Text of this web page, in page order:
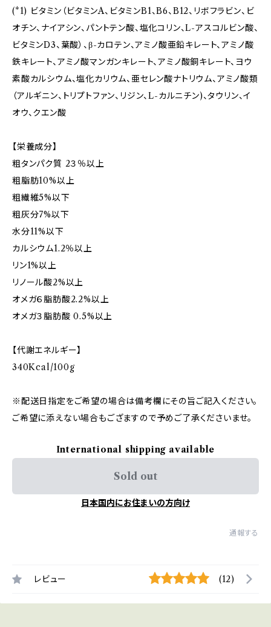
(*1) ビタミン（ビタミンA、ビタミンB1、B6、B12、リボフラビン、ビ
オチン、ナイアシン、パントテン酸、塩化コリン、L-アスコルビン酸、
ビタミンD3、葉酸）、β-カロテン、アミノ酸亜鉛キレート、アミノ酸
鉄キレート、アミノ酸マンガンキレート、アミノ酸銅キレート、ヨウ
素酸カルシウム、塩化カリウム、亜セレン酸ナトリウム、アミノ酸類
（アルギニン、トリプトファン、リジン、L-カルニチン)、タウリン、イ
オウ、クエン酸
【栄養成分】
粗タンパク質 2３％以上
粗脂肪10%以上
粗繊維5%以下
粗灰分7%以下
水分11%以下
カルシウム1.2％以上
リン1%以上
リノール酸2%以上
オメガ６脂肪酸2.2%以上
オメガ３脂肪酸 0.5%以上
【代謝エネルギー】
340Kcal/100g
※配送日指定をご希望の場合は備考欄にその旨ご記入ください。
ご希望に添えない場合もござますので予めご了承くださいませ。
International shipping available
Sold out
日本国内にお住まいの方向け
通報する
レビュー (12)